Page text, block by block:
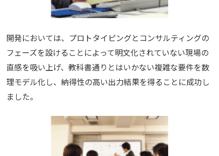
開発においては、プロトタイピングとコンサルティングの
フェーズを設けることによって明文化されていない現場の
直感を吸い上げ、教科書通りとはいかない複雑な要件を数
理モデル化し、納得性の高い出力結果を得ることに成功し
ました。